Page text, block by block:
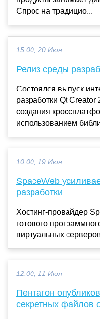
Спрос на традицио...
15:00, 20 Июн
Релиз среды
Состоялся выпуск
разработки Qt
создания
использованием
10:00, 19 Июн
SpaceWeb
разработки
Хостинг-провайдер
готового
виртуальных
12:00, 11 Июл
Пентагон
секретных файлов